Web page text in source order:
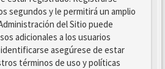
segundos y le permitirá un amplio
del Sitio puede
adicionales a los usuarios
asegúrese de estar
términos de uso y políticas